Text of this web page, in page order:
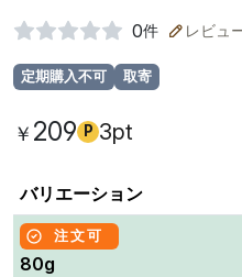
0件 レビュ
定期購入不可 取寄
￥ 209 P 3pt
バリエーション
注文可
80g